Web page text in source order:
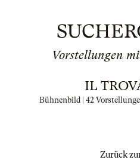
Vorstellungen
IL
Bühnenbild | 42
Zurück